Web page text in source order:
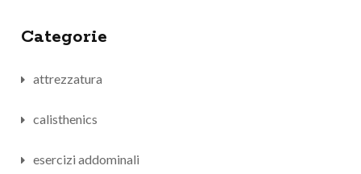
Categorie
attrezzatura
calisthenics
esercizi addominali